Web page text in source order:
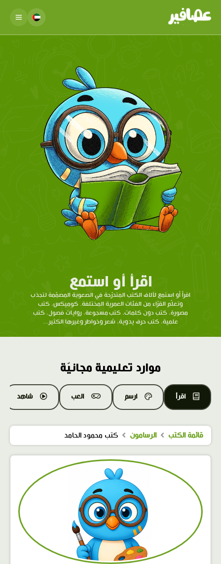
اقرأ أو استمع
اقرأ أو استمع لآلاف الكتب المتدرّحة في الصعوبة المصمّمة لتجذب
وتعلّم القرّاء من الفئات العمرية المختلفة. كوميكس، كتب
مصورة، كتب دون كلمات، كتب مسجوعة، روايات فصول، كتب
علمية، كتب حرف يدوية، شعر وخواطر وغيرها الكثير...
موارد تعليمية مجانيّة
اقرأ ارسم العب شاهد
قائمة الكتب الرسامون كتب محمود الحامد